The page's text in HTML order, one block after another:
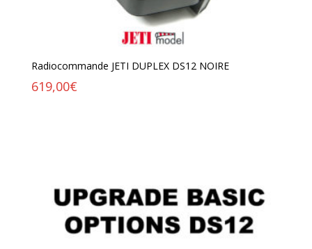
Radiocommande JETI DUPLEX DS12 NOIRE
619,00€